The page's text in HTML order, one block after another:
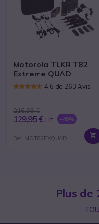
Motorola TLKR T82
Extreme QUAD
4.6 de 263 Avis
216,95 €
129,95 € HT -40%
Ref: MOT82EXQUAD
Plus de